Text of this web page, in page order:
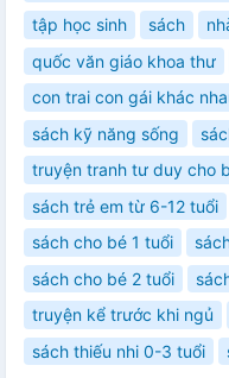
tập học sinh
sách
quốc văn giáo khoa thư
con trai con gái khác
sách kỹ năng sống
truyện tranh tư duy cho
sách trẻ em từ 6-12 tuổi
sách cho bé 1 tuổi
sách cho bé 2 tuổi
truyện kể trước khi ngủ
sách thiếu nhi 0-3 tuổi